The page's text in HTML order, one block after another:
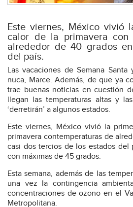
Este viernes, México vivió
calor de la primavera con
alrededor de 40 grados
del país.
Las vacaciones de Semana
nuca, Marce. Además, de que ya
trae buenas noticias en cuestión
llegan las temperaturas altas y
‘derretirán’ a algunos estados.
Este viernes, México vivió la
primavera contemperaturas de
casi dos tercios de los estados del
con máximas de 45 grados.
Esta semana, además de las
una vez la contingencia
concentraciones de ozono en el
Metropolitana.